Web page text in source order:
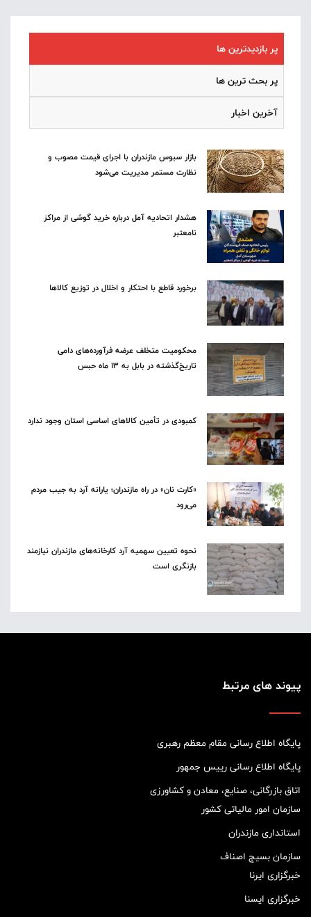
پر بازدیدترین ها
پر بحث ترین ها
آخرین اخبار
بازار سبوس مازندران با اجرای قیمت مصوب و
نظارت مستمر مدیریت می‌شود
هشدار اتحادیه آمل درباره خرید گوشی از مراکز
نامعتبر
برخورد قاطع با احتکار و اخلال در توزیع کالاها
محکومیت متخلف عرضه فرآورده‌های دامی
تاریخ‌گذشته در بابل به ۱۳ ماه حبس
کمبودی در تأمین کالاهای اساسی استان وجود ندارد
«کارت نان» در راه مازندران؛ یارانه آرد به جیب مردم
می‌رود
نحوه تعیین سهمیه آرد کارخانه‌های مازندران نیازمند
بازنگری است
پیوند های مرتبط
پایگاه اطلاع رسانی مقام معظم رهبری
پایگاه اطلاع رسانی رییس جمهور
اتاق بازرگانی، صنایع، معادن و کشاورزی
سازمان امور مالیاتی کشور
استانداری مازندران
سازمان بسیج اصناف
خبرگزاری ایرنا
خبرگزاری ایسنا